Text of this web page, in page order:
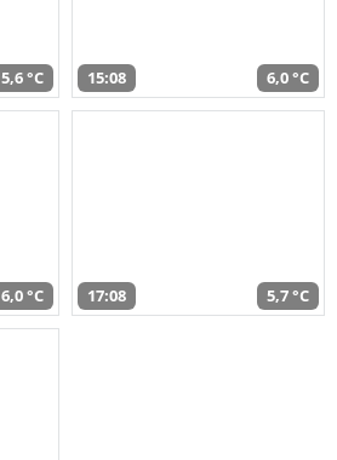
5,6 °C 15:08 6,0 °C
6,0 °C 17:08 5,7 °C